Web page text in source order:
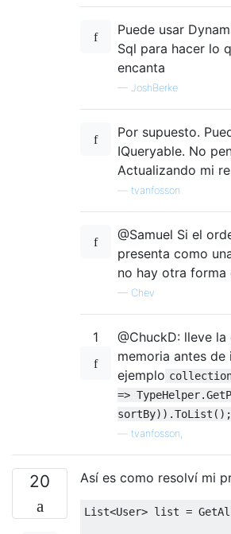
Puede usar
Sql para hacer lo
encanta
— JoshBerke
Por supuesto.
IQueryable. No
Actualizando mi
tvanfosson
@Samuel Si el
presenta como
no hay otra forma
— Chev
1
@ChuckD: lleve
memoria antes
ejemplo
=>
sortBy)).ToList();
tvanfosson,
20 Así es como resolví mi
List<User> list =